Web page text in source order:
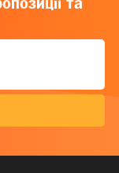
та